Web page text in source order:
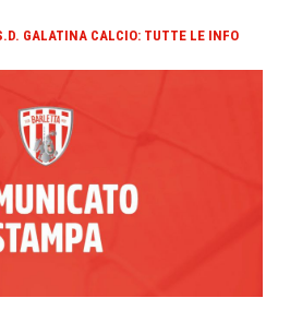
GALATINA CALCIO: TUTTE LE INFO